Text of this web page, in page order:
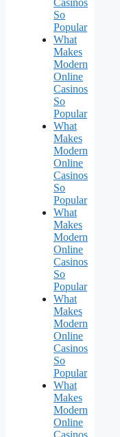
So
Popular
What
Makes
Modern
Online
Casinos
So
Popular
What
Makes
Modern
Online
Casinos
So
Popular
What
Makes
Modern
Online
Casinos
So
Popular
What
Makes
Modern
Online
Casinos
So
Popular
What
Makes
Modern
Online
Casinos